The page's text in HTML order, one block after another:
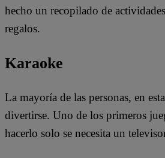
hecho un recopilado de
regalos.
Karaoke
La mayoría de las personas, en
divertirse. Uno de los primeros
hacerlo solo se necesita un